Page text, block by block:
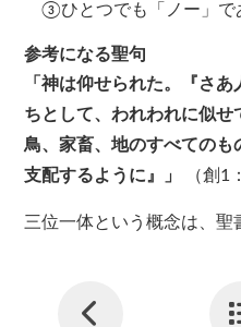
③ひとつでも「ノー」で
参考になる聖句
「神は仰せられた。『さ
ちとして、われわれに似
鳥、家畜、地のすべてのも
支配するように』」
（創1
三位一体という概念は、聖